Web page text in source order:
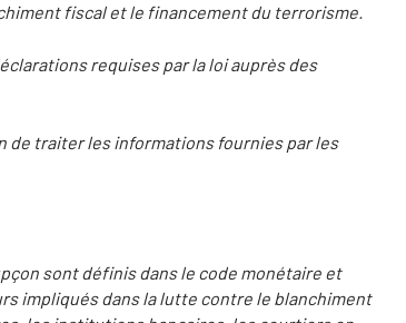
fiscal et le financement du terrorisme.
requises par la loi auprès des
de traiter les informations fournies par les
sont définis dans le code monétaire et
impliqués dans la lutte contre le blanchiment